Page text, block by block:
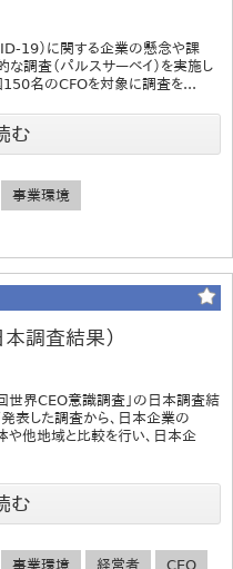
19）に関する企業の懸念や課
調査（パルスサーベイ）を実施し
150名のCFOを対象に調査を...
む
事業環境
調査結果）
世界CEO意識調査」の日本調査結
表した調査から、日本企業の
他地域と比較を行い、日本企
む
事業環境 経営者 CEO